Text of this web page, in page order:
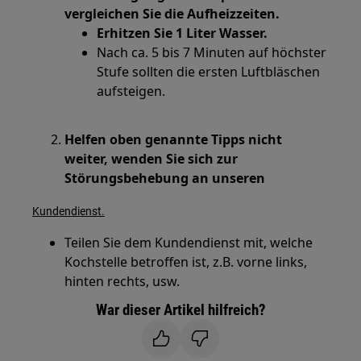
vergleichen Sie die Aufheizzeiten.
Erhitzen Sie 1 Liter Wasser.
Nach ca. 5 bis 7 Minuten auf höchster
Stufe sollten die ersten Luftbläschen
aufsteigen.
Helfen oben genannte Tipps nicht
weiter, wenden Sie sich zur
Störungsbehebung an unseren
Kundendienst.
Teilen Sie dem Kundendienst mit, welche
Kochstelle betroffen ist, z.B. vorne links,
hinten rechts, usw.
War dieser Artikel hilfreich?